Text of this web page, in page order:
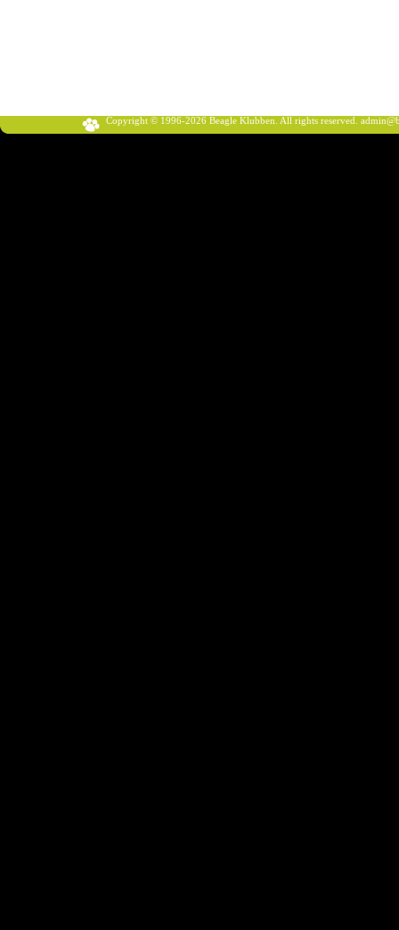
Copyright © 1996-2026 Beagle Klubben. All rights reserved.